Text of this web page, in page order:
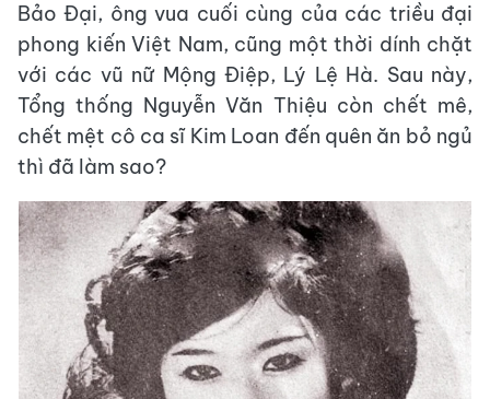
Bảo Đại, ông vua cuối cùng của các triều đại
phong kiến Việt Nam, cũng một thời dính chặt
với các vũ nữ Mộng Điệp, Lý Lệ Hà. Sau này,
Tổng thống Nguyễn Văn Thiệu còn chết mê,
chết mệt cô ca sĩ Kim Loan đến quên ăn bỏ ngủ
thì đã làm sao?